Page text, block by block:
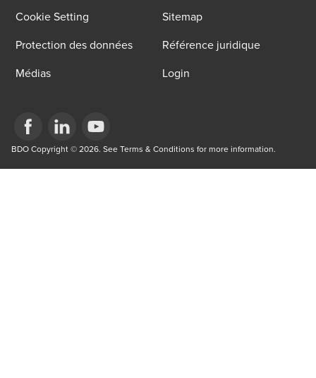
Cookie Setting
Sitemap
Protection des données
Référence juridique
Médias
Login
Opens in a new window/tab
Opens in a new window/tab
Opens in a new window/tab
BDO Copyright © 2026. See Terms & Conditions for more information.